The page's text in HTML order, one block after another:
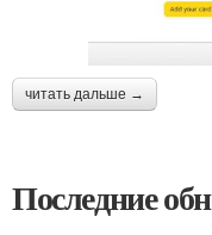
читать дальше →
Последние